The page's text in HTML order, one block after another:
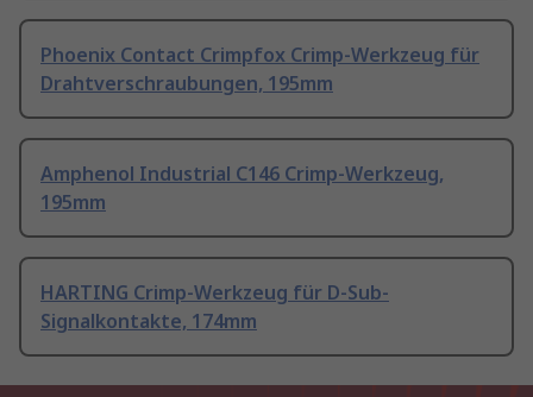
Phoenix Contact Crimpfox Crimp-Werkzeug für
Drahtverschraubungen, 195mm
Amphenol Industrial C146 Crimp-Werkzeug,
195mm
HARTING Crimp-Werkzeug für D-Sub-
Signalkontakte, 174mm